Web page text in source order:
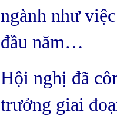
ngành như
đầu năm…
Hội nghị đã
trưởng giai